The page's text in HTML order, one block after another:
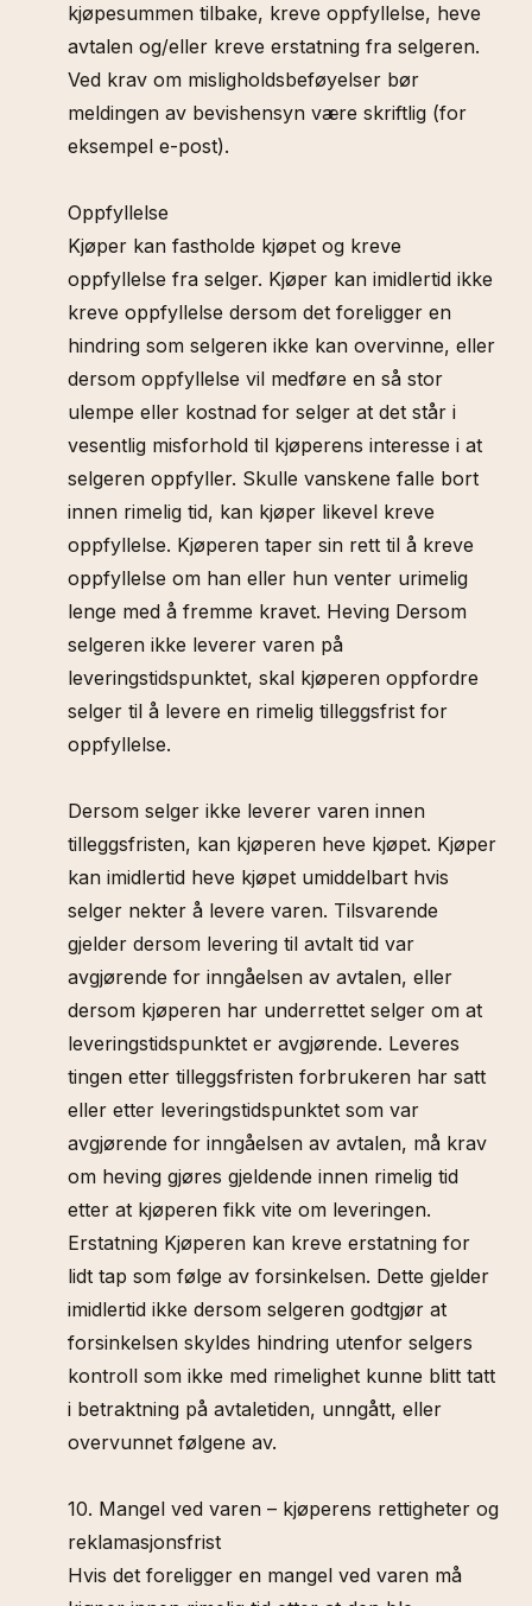
kjøpesummen tilbake, kreve oppfyllelse, heve
avtalen og/eller kreve erstatning fra selgeren.
Ved krav om misligholdsbeføyelser bør
meldingen av bevishensyn være skriftlig (for
eksempel e-post).
Oppfyllelse
Kjøper kan fastholde kjøpet og kreve
oppfyllelse fra selger. Kjøper kan imidlertid ikke
kreve oppfyllelse dersom det foreligger en
hindring som selgeren ikke kan overvinne, eller
dersom oppfyllelse vil medføre en så stor
ulempe eller kostnad for selger at det står i
vesentlig misforhold til kjøperens interesse i at
selgeren oppfyller. Skulle vanskene falle bort
innen rimelig tid, kan kjøper likevel kreve
oppfyllelse. Kjøperen taper sin rett til å kreve
oppfyllelse om han eller hun venter urimelig
lenge med å fremme kravet. Heving Dersom
selgeren ikke leverer varen på
leveringstidspunktet, skal kjøperen oppfordre
selger til å levere en rimelig tilleggsfrist for
oppfyllelse.
Dersom selger ikke leverer varen innen
tilleggsfristen, kan kjøperen heve kjøpet. Kjøper
kan imidlertid heve kjøpet umiddelbart hvis
selger nekter å levere varen. Tilsvarende
gjelder dersom levering til avtalt tid var
avgjørende for inngåelsen av avtalen, eller
dersom kjøperen har underrettet selger om at
leveringstidspunktet er avgjørende. Leveres
tingen etter tilleggsfristen forbrukeren har satt
eller etter leveringstidspunktet som var
avgjørende for inngåelsen av avtalen, må krav
om heving gjøres gjeldende innen rimelig tid
etter at kjøperen fikk vite om leveringen.
Erstatning Kjøperen kan kreve erstatning for
lidt tap som følge av forsinkelsen. Dette gjelder
imidlertid ikke dersom selgeren godtgjør at
forsinkelsen skyldes hindring utenfor selgers
kontroll som ikke med rimelighet kunne blitt tatt
i betraktning på avtaletiden, unngått, eller
overvunnet følgene av.
10. Mangel ved varen – kjøperens rettigheter og
reklamasjonsfrist
Hvis det foreligger en mangel ved varen må